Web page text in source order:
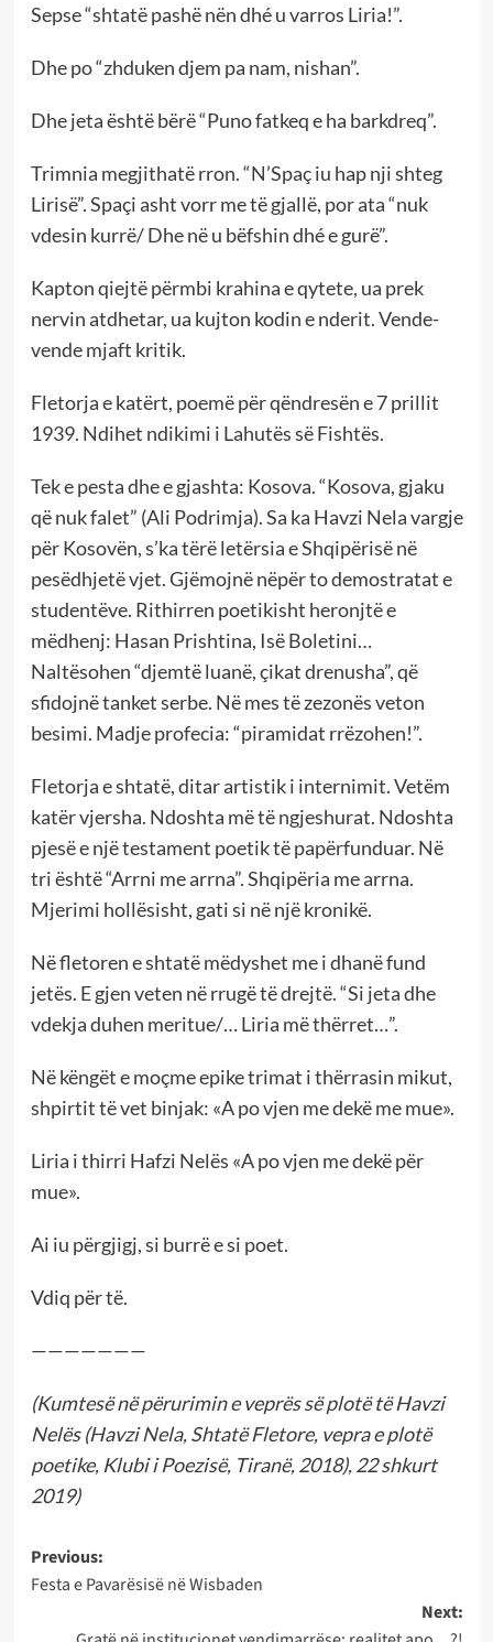
Sepse “shtatë pashë nën dhé u varros Liria!”.
Dhe po “zhduken djem pa nam, nishan”.
Dhe jeta është bërë “Puno fatkeq e ha barkdreq”.
Trimnia megjithatë rron. “N’Spaç iu hap nji shteg
Lirisë”. Spaçi asht vorr me të gjallë, por ata “nuk
vdesin kurrë/ Dhe në u bëfshin dhé e gurë”.
Kapton qiejtë përmbi krahina e qytete, ua prek
nervin atdhetar, ua kujton kodin e nderit. Vende-
vende mjaft kritik.
Fletorja e katërt, poemë për qëndresën e 7 prillit
1939. Ndihet ndikimi i Lahutës së Fishtës.
Tek e pesta dhe e gjashta: Kosova. “Kosova, gjaku
që nuk falet” (Ali Podrimja). Sa ka Havzi Nela vargje
për Kosovën, s’ka tërë letërsia e Shqipërisë në
pesëdhjetë vjet. Gjëmojnë nëpër to demostratat e
studentëve. Rithirren poetikisht heronjtë e
mëdhenj: Hasan Prishtina, Isë Boletini…
Naltësohen “djemtë luanë, çikat drenusha”, që
sfidojnë tanket serbe. Në mes të zezonës veton
besimi. Madje profecia: “piramidat rrëzohen!”.
Fletorja e shtatë, ditar artistik i internimit. Vetëm
katër vjersha. Ndoshta më të ngjeshurat. Ndoshta
pjesë e një testament poetik të papërfunduar. Në
tri është “Arrni me arrna”. Shqipëria me arrna.
Mjerimi hollësisht, gati si në një kronikë.
Në fletoren e shtatë mëdyshet me i dhanë fund
jetës. E gjen veten në rrugë të drejtë. “Si jeta dhe
vdekja duhen meritue/… Liria më thërret…”.
Në këngët e moçme epike trimat i thërrasin mikut,
shpirtit të vet binjak: «A po vjen me dekë me mue».
Liria i thirri Hafzi Nelës «A po vjen me dekë për
mue».
Ai iu përgjigj, si burrë e si poet.
Vdiq për të.
———————
(Kumtesë në përurimin e veprës së plotë të Havzi
Nelës (Havzi Nela, Shtatë Fletore, vepra e plotë
poetike, Klubi i Poezisë, Tiranë, 2018), 22 shkurt
2019)
Post
navigation
Previous:
Festa e Pavarësisë në Wisbaden
Next: